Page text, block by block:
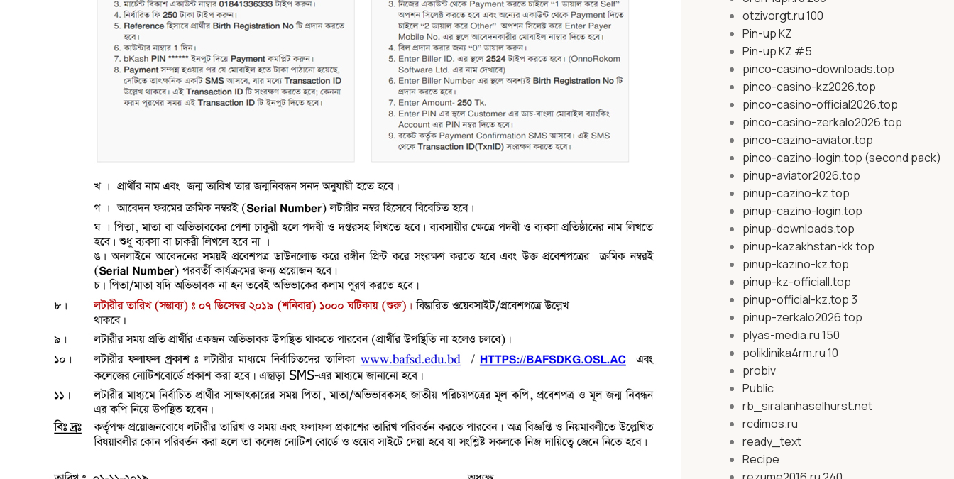
otzivorgt.ru 100
Pin-up KZ
Pin-up KZ #5
pinco-casino-downloads.top
pinco-casino-kz2026.top
pinco-casino-official2026.top
pinco-casino-zerkalo2026.top
pinco-cazino-aviator.top
pinco-cazino-login.top (second pack)
pinup-aviator2026.top
pinup-cazino-kz.top
pinup-cazino-login.top
pinup-downloads.top
pinup-kazakhstan-kk.top
pinup-kazino-kz.top
pinup-kz-officiall.top
pinup-official-kz.top 3
pinup-zerkalo2026.top
plyas-media.ru 150
poliklinika4rm.ru 10
probiv
Public
rb_siralanhaselhurst.net
rcdimos.ru
ready_text
Recipe